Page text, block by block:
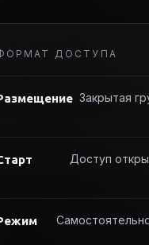
ДОСТУПА
Закрытая
Доступ